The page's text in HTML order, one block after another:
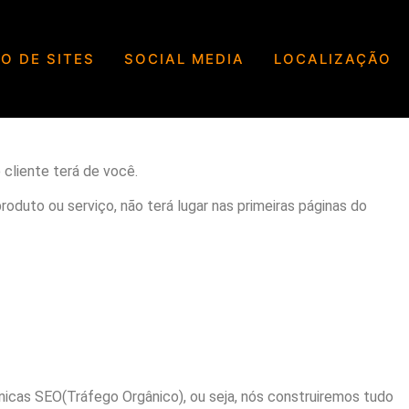
DE SITES SOCIAL MEDIA LOCALIZAÇÃO
cliente terá de você.
ou serviço, não terá lugar nas primeiras páginas do
SEO(Tráfego Orgânico), ou seja, nós construiremos tudo